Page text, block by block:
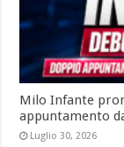
Milo Infante
appuntamento
Luglio 30, 2026